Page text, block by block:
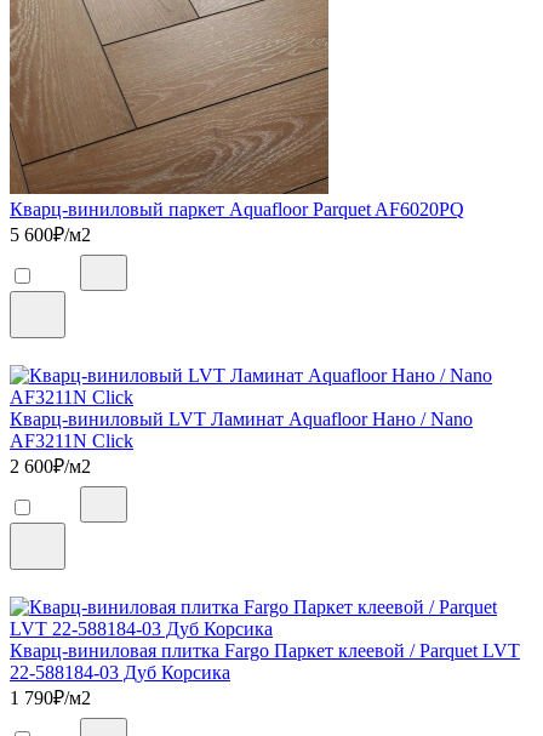
Кварц-виниловый паркет Aquafloor Parquet AF6020PQ
5 600₽/м2
Кварц-виниловый LVT Ламинат Aquafloor Нано / Nano
AF3211N Click
2 600₽/м2
Кварц-виниловая плитка Fargo Паркет клеевой / Parquet LVT
22-588184-03 Дуб Корсика
1 790₽/м2